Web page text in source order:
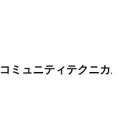
コミュニティテクニカ